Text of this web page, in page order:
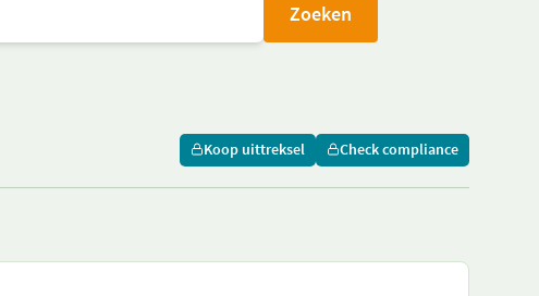
Zoeken
Koop uittreksel Check compliance